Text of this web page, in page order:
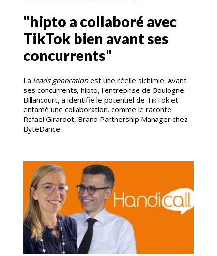
"hipto a collaboré avec
TikTok bien avant ses
concurrents"
La leads generationest une réelle alchimie. Avant
ses concurrents, hipto, l'entreprise de Boulogne-
Billancourt, a identifié le potentiel de TikTok et
entamé une collaboration, comme le raconte
Rafael Girardot, Brand Partnership Manager chez
ByteDance.